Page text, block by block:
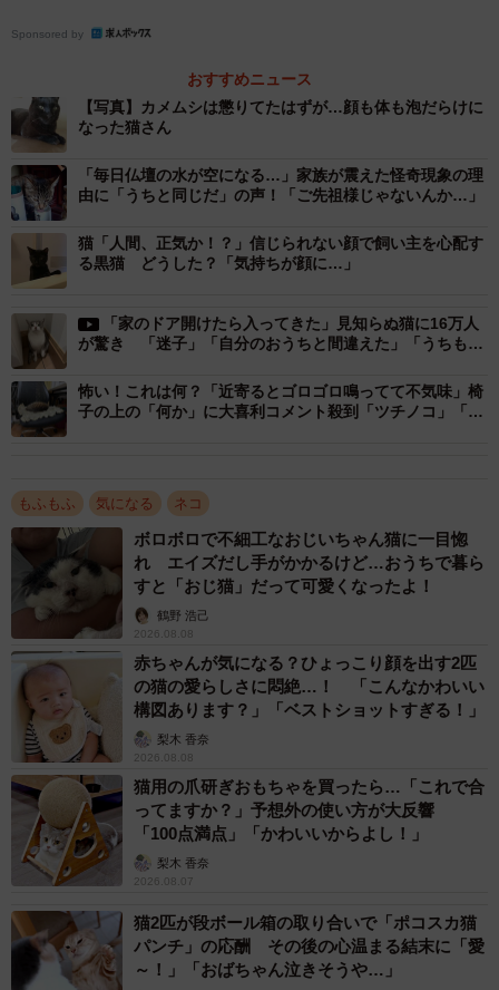
「病院に着くまで生きた心地がしなかった」そうです。
院長先生から聞いた「カメムシ」という言葉に安堵し、
「膝から崩れ落ちた」という飼い主さんにお話を聞きまし
た。
元気でよかった……
「元気でよかったぁぁぁ」
「ツイート読んでるだけでもガクガクブルブル」
ですね」
「先生もカメムシってわかるのすごいですね！さすが院
長！」
て猫の男の子、クロくん。生後間もない頃、瀕死の状態だ
ったところを飼い主さんに保護され、今では甘えん坊の骨
太デカニャンコに成長しました。
Sponsored by
おすすめニュース
【写真】カメムシは懲りてたはずが…顔も体も泡だらけに
なった猫さん
「毎日仏壇の水が空になる…」家族が震えた怪奇現象の理
由に「うちと同じだ」の声！「ご先祖様じゃないんか…」
猫「人間、正気か！？」信じられない顔で飼い主を心配す
る黒猫 どうした？「気持ちが顔に…」
「家のドア開けたら入ってきた」見知らぬ猫に16万人
が驚き 「迷子」「自分のおうちと間違えた」「うちもあ
怖い！これは何？「近寄るとゴロゴロ鳴ってて不気味」椅
子の上の「何か」に大喜利コメント殺到「ツチノコ」「ニ
もふもふ 気になる ネコ
ボロボロで不細工なおじいちゃん猫に一目惚
れ エイズだし手がかかるけど…おうちで暮ら
すと「おじ猫」だって可愛くなったよ！
鶴野 浩己
2026.08.08
赤ちゃんが気になる？ひょっこり顔を出す2匹
の猫の愛らしさに悶絶…！ 「こんなかわいい
構図あります？」「ベストショットすぎる！」
梨木 香奈
2026.08.08
猫用の爪研ぎおもちゃを買ったら…「これで合
ってますか？」予想外の使い方が大反響
「100点満点」「かわいいからよし！」
梨木 香奈
2026.08.07
猫2匹が段ボール箱の取り合いで「ポコスカ猫
パンチ」の応酬 その後の心温まる結末に「愛
～！」「おばちゃん泣きそうや…」